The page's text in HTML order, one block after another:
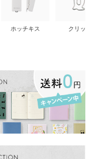
ホッチキス クリップ